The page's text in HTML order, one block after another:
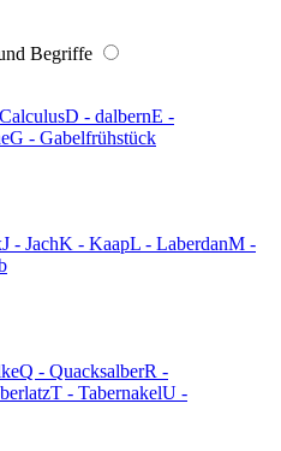
Begriffe
D - dalbernE -
G - Gabelfrühstück
J - JachK - KaapL - LaberdanM -
Q - QuacksalberR -
T - TabernakelU -